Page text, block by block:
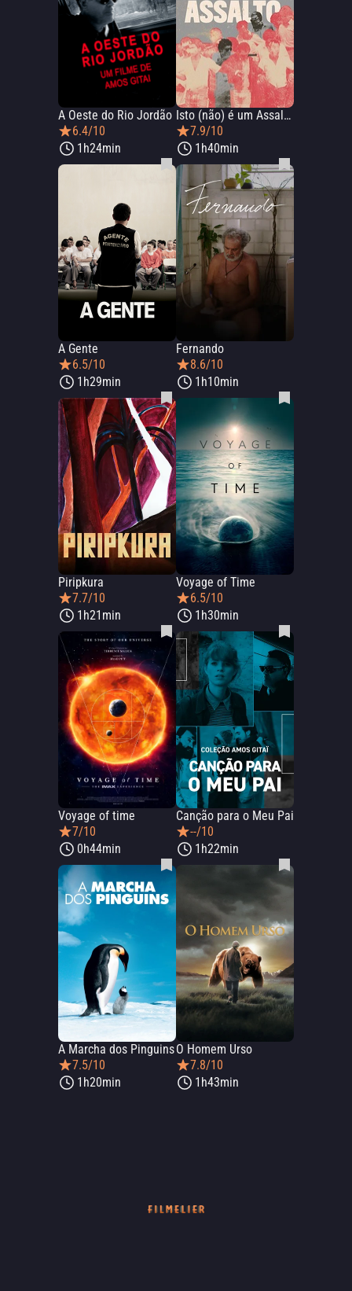
A Oeste do Rio Jordão
6.4/10
1h24min
Isto (não) é um Assalto!
7.9/10
1h40min
A Gente
6.5/10
1h29min
Fernando
8.6/10
1h10min
Piripkura
7.7/10
1h21min
Voyage of Time
6.5/10
1h30min
Voyage of time
7/10
0h44min
Canção para o Meu Pai
--/10
1h22min
A Marcha dos Pinguins
7.5/10
1h20min
O Homem Urso
7.8/10
1h43min